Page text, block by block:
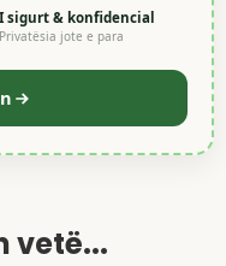
I sigurt & konfidencial
Privatësia jote e para
vetë...